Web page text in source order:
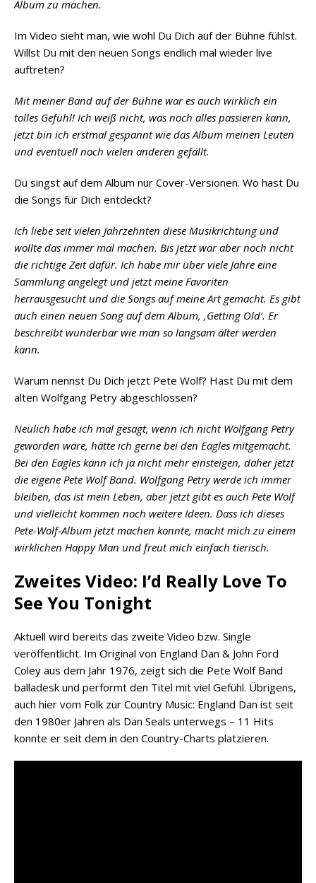
Album zu machen.
Im Video sieht man, wie wohl Du Dich auf der Bühne fühlst.
Willst Du mit den neuen Songs endlich mal wieder live
auftreten?
Mit meiner Band auf der Bühne war es auch wirklich ein
tolles Gefühl! Ich weiß nicht, was noch alles passieren kann,
jetzt bin ich erstmal gespannt wie das Album meinen Leuten
und eventuell noch vielen anderen gefällt.
Du singst auf dem Album nur Cover-Versionen. Wo hast Du
die Songs für Dich entdeckt?
Ich liebe seit vielen Jahrzehnten diese Musikrichtung und
wollte das immer mal machen. Bis jetzt war aber noch nicht
die richtige Zeit dafür. Ich habe mir über viele Jahre eine
Sammlung angelegt und jetzt meine Favoriten
herrausgesucht und die Songs auf meine Art gemacht. Es gibt
auch einen neuen Song auf dem Album, ‚Getting Old‘. Er
beschreibt wunderbar wie man so langsam älter werden
kann.
Warum nennst Du Dich jetzt Pete Wolf? Hast Du mit dem
alten Wolfgang Petry abgeschlossen?
Neulich habe ich mal gesagt, wenn ich nicht Wolfgang Petry
geworden wäre, hätte ich gerne bei den Eagles mitgemacht.
Bei den Eagles kann ich ja nicht mehr einsteigen, daher jetzt
die eigene Pete Wolf Band. Wolfgang Petry werde ich immer
bleiben, das ist mein Leben, aber jetzt gibt es auch Pete Wolf
und vielleicht kommen noch weitere Ideen. Dass ich dieses
Pete-Wolf-Album jetzt machen konnte, macht mich zu einem
wirklichen Happy Man und freut mich einfach tierisch.
Zweites Video: I’d Really Love To
See You Tonight
Aktuell wird bereits das zweite Video bzw. Single
veröffentlicht. Im Original von England Dan & John Ford
Coley aus dem Jahr 1976, zeigt sich die Pete Wolf Band
balladesk und performt den Titel mit viel Gefühl. Übrigens,
auch hier vom Folk zur Country Music: England Dan ist seit
den 1980er Jahren als Dan Seals unterwegs – 11 Hits
konnte er seit dem in den Country-Charts platzieren.